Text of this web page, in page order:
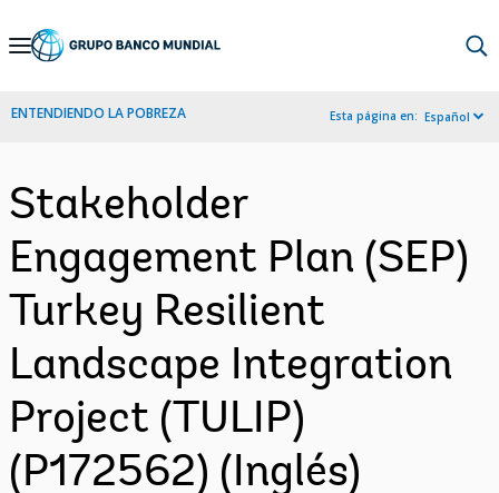
Skip
Navigation
ENTENDIENDO LA POBREZA Esta página en: Español
Stakeholder
Engagement Plan (SEP)
Turkey Resilient
Landscape Integration
Project (TULIP)
(P172562) (Inglés)